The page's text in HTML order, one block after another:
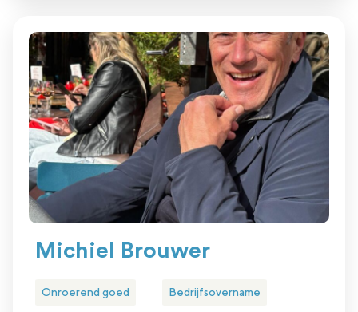
Michiel Brouwer
Onroerend goed Bedrijfsovername